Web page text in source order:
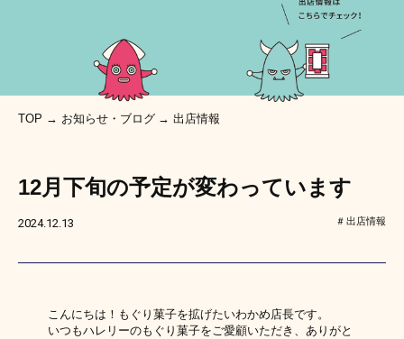
TOP お知らせ・ブログ 出店情報
12月下旬の予定が変わっています
出店情報
2024.12.13
こんにちは！もぐり菓子を拡げたいわかめ店長です。
いつもハレリーのもぐり菓子をご愛顧いただき、ありがと